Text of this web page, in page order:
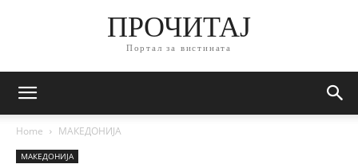
ПРОЧИТАЈ
Портал за вистината
Home МАКЕДОНИЈА
МАКЕДОНИЈА